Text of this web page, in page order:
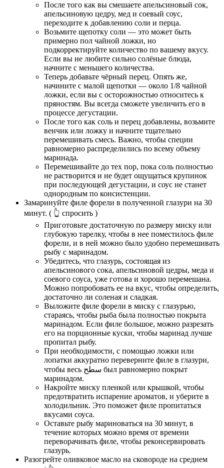
После того как вы смешаете апельсиновый сок,
апельсиновую цедру, мед и соевый соус,
переходите к добавлению соли и перца.
Возьмите щепотку соли — это может быть
примерно пол чайной ложки, но
подкорректируйте количество по вашему вкусу.
Если вы не любите сильно солёные блюда,
начните с меньшего количества.
Теперь добавьте чёрный перец. Опять же,
начините с малой щепотки — около 1/8 чайной
ложки, если вы с осторожностью относитесь к
пряностям. Вы всегда сможете увеличить его в
процессе дегустации.
После того как соль и перец добавлены, возьмите
венчик или ложку и начните тщательно
перемешивать смесь. Важно, чтобы специи
равномерно распределились по всему объему
маринада.
Перемешивайте до тех пор, пока соль полностью
не растворится и не будет ощущаться крупинок
при последующей дегустации, и соус не станет
однородным по консистенции.
Замаринуйте филе форели в полученной глазури на 30
минут. ( 👆 спросить )
Приготовьте достаточную по размеру миску или
глубокую тарелку, чтобы в нее поместилось филе
форели, и в ней можно было удобно перемешивать
рыбу с маринадом.
Убедитесь, что глазурь, состоящая из
апельсинового сока, апельсиновой цедры, меда и
соевого соуса, уже готова и хорошо перемешана.
Можно попробовать ее на вкус, чтобы определить,
достаточно ли соленая и сладкая.
Выложите филе форели в миску с глазурью,
стараясь, чтобы рыба была полностью покрыта
маринадом. Если филе большое, можно разрезать
его на порционные куски, чтобы маринад лучше
пропитал рыбу.
При необходимости, с помощью ложки или
лопатки аккуратно переверните филе в глазури,
чтобы весь سطح был равномерно покрыт
маринадом.
Накройте миску пленкой или крышкой, чтобы
предотвратить испарение ароматов, и уберите в
холодильник. Это поможет филе пропитаться
вкусами соуса.
Оставьте рыбу мариноваться на 30 минут, в
течение которых можно время от времени
переворачивать филе, чтобы реконсервировать
глазурь.
Разогрейте оливковое масло на сковороде на среднем